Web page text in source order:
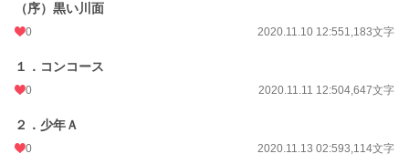
初回公開日時
週間ポイント 169 pt (26,958 位)
月間ポイント
年間ポイント
累計ポイント
（序）黒い川面
0 2020.11.10 12:551,183文字
１．コンコース
0 2020.11.11 12:504,647文字
２．少年Ａ
0 2020.11.13 02:593,114文字